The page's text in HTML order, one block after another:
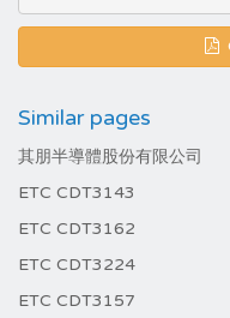
Similar pages
其朋半導體股份有限公司
ETC CDT3143
ETC CDT3162
ETC CDT3224
ETC CDT3157